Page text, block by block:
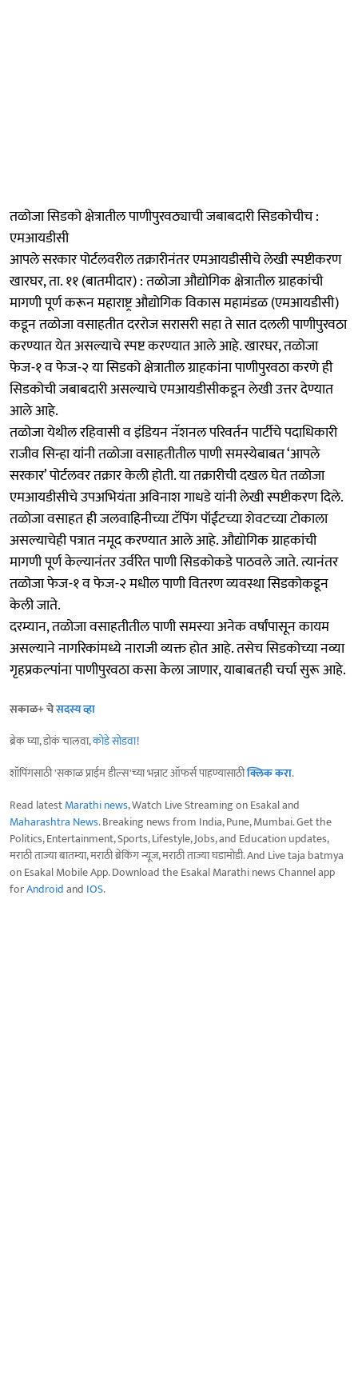
तळोजा सिडको क्षेत्रातील पाणीपुरवठ्याची जबाबदारी सिडकोचीच :
एमआयडीसी
आपले सरकार पोर्टलवरील तक्रारीनंतर एमआयडीसीचे लेखी स्पष्टीकरण
खारघर, ता. ११ (बातमीदार) : तळोजा औद्योगिक क्षेत्रातील ग्राहकांची
मागणी पूर्ण करून महाराष्ट्र औद्योगिक विकास महामंडळ (एमआयडीसी)
कडून तळोजा वसाहतीत दररोज सरासरी सहा ते सात दलली पाणीपुरवठा
करण्यात येत असल्याचे स्पष्ट करण्यात आले आहे. खारघर, तळोजा
फेज-१ व फेज-२ या सिडको क्षेत्रातील ग्राहकांना पाणीपुरवठा करणे ही
सिडकोची जबाबदारी असल्याचे एमआयडीसीकडून लेखी उत्तर देण्यात
आले आहे.
तळोजा येथील रहिवासी व इंडियन नॅशनल परिवर्तन पार्टीचे पदाधिकारी
राजीव सिन्हा यांनी तळोजा वसाहतीतील पाणी समस्येबाबत ‘आपले
सरकार’ पोर्टलवर तक्रार केली होती. या तक्रारीची दखल घेत तळोजा
एमआयडीसीचे उपअभियंता अविनाश गाधडे यांनी लेखी स्पष्टीकरण दिले.
तळोजा वसाहत ही जलवाहिनीच्या टॅपिंग पॉईंटच्या शेवटच्या टोकाला
असल्याचेही पत्रात नमूद करण्यात आले आहे. औद्योगिक ग्राहकांची
मागणी पूर्ण केल्यानंतर उर्वरित पाणी सिडकोकडे पाठवले जाते. त्यानंतर
तळोजा फेज-१ व फेज-२ मधील पाणी वितरण व्यवस्था सिडकोकडून
केली जाते.
दरम्यान, तळोजा वसाहतीतील पाणी समस्या अनेक वर्षांपासून कायम
असल्याने नागरिकांमध्ये नाराजी व्यक्त होत आहे. तसेच सिडकोच्या नव्या
गृहप्रकल्पांना पाणीपुरवठा कसा केला जाणार, याबाबतही चर्चा सुरू आहे.
सकाळ+ चेसदस्य व्हा
ब्रेक घ्या, डोकं चालवा,कोडे सोडवा!
शॉपिंगसाठी 'सकाळ प्राईम डील्स'च्या भन्नाट ऑफर्स पाहण्यासाठीक्लिक करा.
Read latestMarathi news, Watch Live Streaming on Esakal and
Maharashtra News. Breaking news from India, Pune, Mumbai. Get the
Politics, Entertainment, Sports, Lifestyle, Jobs, and Education updates,
मराठी ताज्या बातम्या, मराठी ब्रेकिंग न्यूज, मराठी ताज्या घडामोडी. And Live taja batmya
on Esakal Mobile App. Download the Esakal Marathi news Channel app
forAndroidand IOS.